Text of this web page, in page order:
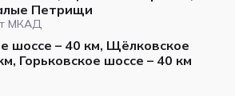
Петрищи
МКАД
шоссе – 40 км, Щёлковское
Горьковское шоссе – 40 км